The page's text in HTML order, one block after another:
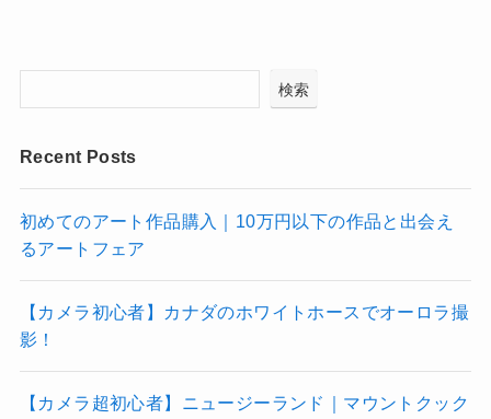
検索
Recent Posts
初めてのアート作品購入｜10万円以下の作品と出会え
るアートフェア
【カメラ初心者】カナダのホワイトホースでオーロラ撮
影！
【カメラ超初心者】ニュージーランド｜マウントクック